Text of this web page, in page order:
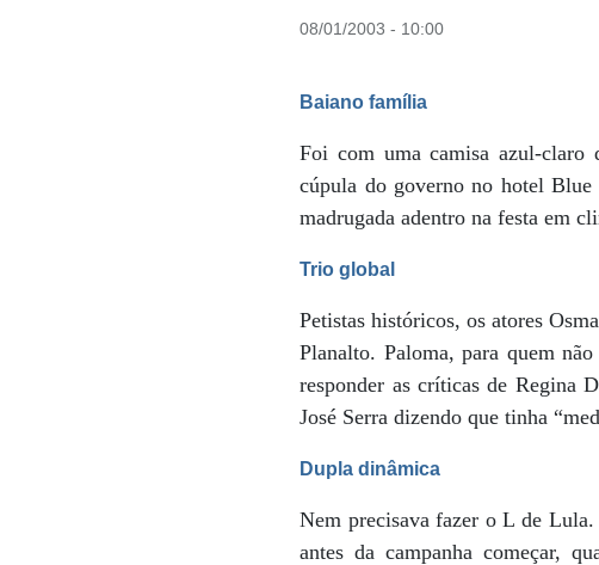
08/01/2003 - 10:00
Baiano família
Foi com uma camisa azul-
cúpula do governo no hotel
madrugada adentro na festa em
Trio global
Petistas históricos, os atores
Planalto. Paloma, para quem
responder as críticas de Regina
José Serra dizendo que tinha
Dupla dinâmica
Nem precisava fazer o L de
antes da campanha começar,